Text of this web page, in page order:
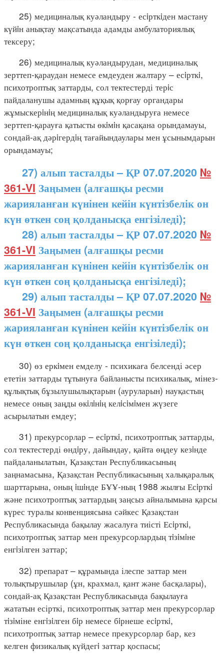
25) медициналық куәландыру - есiрткiден мастану
күйiн анықтау мақсатында адамды амбулаториялық
тексеру;
26) медициналық куәландырудан, медициналық
зерттеп-қараудан немесе емдеуден жалтару – есiрткi,
психотроптық заттарды, сол тектестерді терiс
пайдаланушы адамның құқық қорғау органдары
жұмыскерiнiң медициналық куәландыруға немесе
зерттеп-қарауға қатысты өкiмiн қасақана орындамауы,
сондай-ақ дәрiгердiң тағайындаулары мен ұсынымдарын
орындамауы;
27) алып тасталды – ҚР 07.07.2020 №
361-VI Заңымен (алғашқы ресми
жарияланған күнінен кейін күнтізбелік он
күн өткен соң қолданысқа енгізіледі);
28) алып тасталды – ҚР 07.07.2020 №
361-VI Заңымен (алғашқы ресми
жарияланған күнінен кейін күнтізбелік он
күн өткен соң қолданысқа енгізіледі);
29) алып тасталды – ҚР 07.07.2020 №
361-VI Заңымен (алғашқы ресми
жарияланған күнінен кейін күнтізбелік он
күн өткен соң қолданысқа енгізіледі);
30) өз еркiмен емделу - психикаға белсенді әсер
ететін заттарды тұтынуға байланысты психикалық, мінез-
құлықтық бұзылушылықтарын (ауруларын) науқастың
немесе оның заңды өкiлiнiң келiсiмiмен жүзеге
асырылатын емдеу;
31) прекурсорлар – есiрткi, психотроптық заттарды,
сол тектестерді өндiру, дайындау, қайта өңдеу кезiнде
пайдаланылатын, Қазақстан Республикасының
заңнамасына, Қазақстан Республикасының халықаралық
шарттарына, оның iшiнде БҰҰ-ның 1988 жылғы Есiрткi
және психотроптық заттардың заңсыз айналымына қарсы
күрес туралы конвенциясына сәйкес Қазақстан
Республикасында бақылау жасалуға тиісті Есiрткi,
психотроптық заттар мен прекурсорлардың тiзiмiне
енгiзiлген заттар;
32) препарат – құрамында ілеспе заттар мен
толықтырушылар (ұн, крахмал, қант және басқалары),
сондай-ақ Қазақстан Республикасында бақылауға
жататын есірткі, психотроптық заттар мен прекурсорлар
тiзiміне енгiзiлген бiр немесе бiрнеше есiрткi,
психотроптық заттар немесе прекурсорлар бар, кез
келген физикалық күйдегi заттар қоспасы;